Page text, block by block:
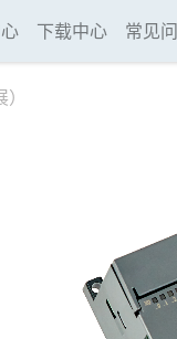
下载中心 常见